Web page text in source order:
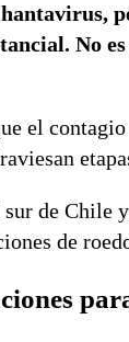
No
el
sur de
de